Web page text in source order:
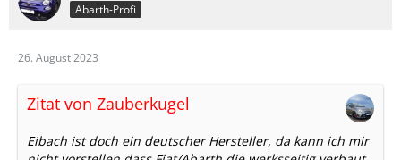
Abarth-Profi
26. August 2023
Zitat von Zauberkugel
Eibach ist doch ein deutscher Hersteller, da kann ich mir